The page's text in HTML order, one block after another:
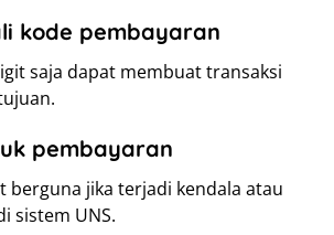
kode pembayaran
saja dapat membuat transaksi
pembayaran
berguna jika terjadi kendala atau
sistem UNS.